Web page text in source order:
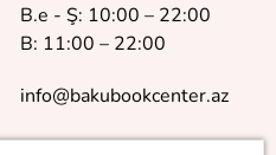
B.e - Ş: 10:00 – 22:00
B: 11:00 – 22:00
info@bakubookcenter.az